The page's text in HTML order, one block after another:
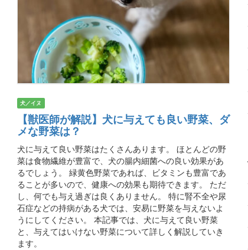
犬／イヌ
【獣医師が解説】犬に与えても良い野菜、ダ
メな野菜は？
犬に与えて良い野菜はたくさんあります。 ほとんどの野
菜は食物繊維が豊富で、犬の腸内細菌への良い効果があ
るでしょう。 緑黄色野菜であれば、ビタミンも豊富であ
ることが多いので、健康への効果も期待できます。 ただ
し、何でも与え過ぎは良くありません。 特に腎不全や尿
石症などの持病がある犬では、安易に野菜を与えないよ
うにしてください。 本記事では、犬に与えて良い野菜
と、与えてはいけない野菜について詳しく解説していき
ます。